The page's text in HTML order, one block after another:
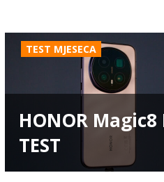
TEST MJESECA
HONOR Magic8
TEST